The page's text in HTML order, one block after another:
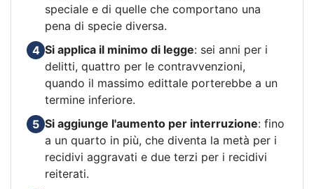
speciale e di quelle che comportano una
pena di specie diversa.
4 Si applica il minimo di legge: sei anni per i
delitti, quattro per le contravvenzioni,
quando il massimo edittale porterebbe a un
termine inferiore.
5 Si aggiunge l'aumento per interruzione: fino
a un quarto in più, che diventa la metà per i
recidivi aggravati e due terzi per i recidivi
reiterati.